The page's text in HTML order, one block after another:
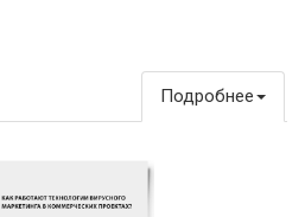
Подробнее